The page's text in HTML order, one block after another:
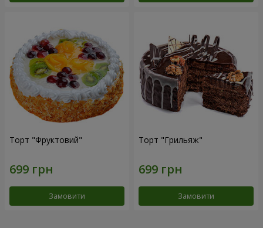
Торт "Фруктовий"
Замовити
Торт "Грильяж"
Замовити